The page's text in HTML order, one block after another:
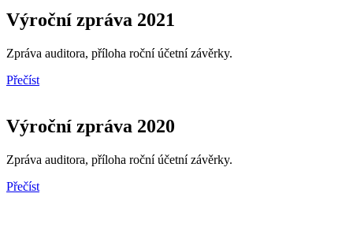
Výroční zpráva 2021
Zpráva auditora, příloha roční účetní závěrky.
Přečíst
Výroční zpráva 2020
Zpráva auditora, příloha roční účetní závěrky.
Přečíst